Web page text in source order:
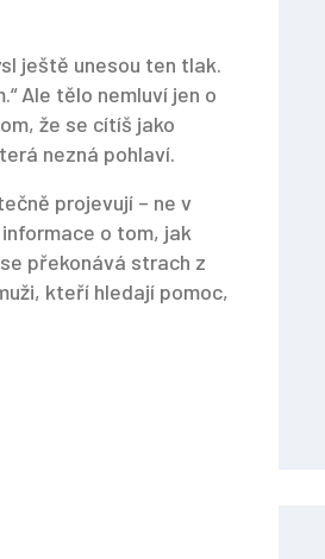
ještě unesou ten tlak.
Ale tělo nemluví jen o
že se cítíš jako
nezná pohlaví.
projevují – ne v
o tom, jak
překonává strach z
kteří hledají pomoc,